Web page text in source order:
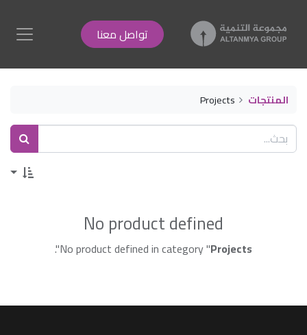
تواصل معنا
المنتجات Projects
No product defined
No product defined in category "Projects
".